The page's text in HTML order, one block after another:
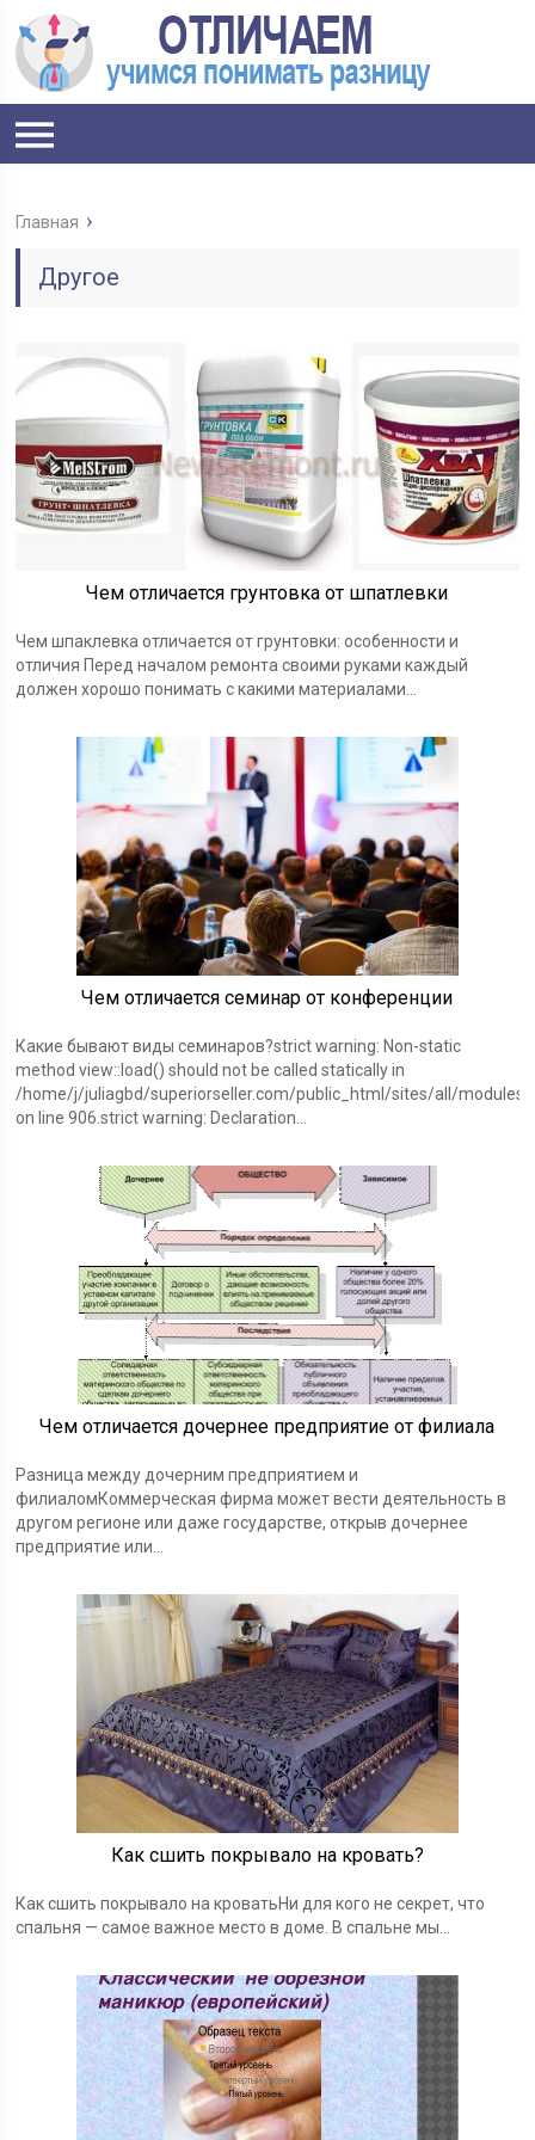
Главная
Другое
Чем отличается грунтовка от шпатлевки
Чем шпаклевка отличается от грунтовки: особенности и
отличия Перед началом ремонта своими руками каждый
должен хорошо понимать с какими материалами…
Чем отличается семинар от конференции
Какие бывают виды семинаров?strict warning: Non-static
method view::load() should not be called statically in
/home/j/juliagbd/superiorseller.com/public_html/sites/all/modules/
on line 906.strict warning: Declaration…
Чем отличается дочернее предприятие от филиала
Разница между дочерним предприятием и
филиаломКоммерческая фирма может вести деятельность в
другом регионе или даже государстве, открыв дочернее
предприятие или…
Как сшить покрывало на кровать?
Как сшить покрывало на кроватьНи для кого не секрет, что
спальня — самое важное место в доме. В спальне мы…